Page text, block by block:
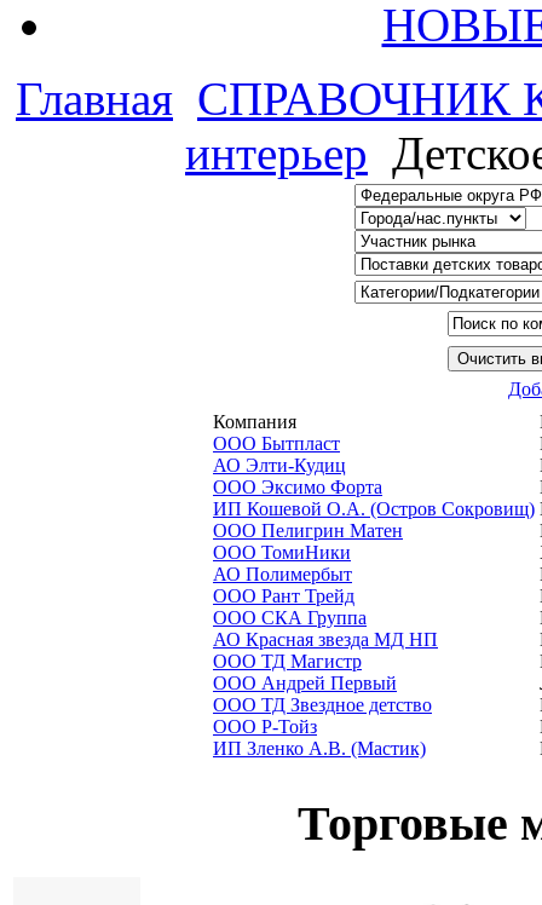
Главная СПРАВОЧНИК
интерьер
Компания
ООО Бытпласт
АО Элти-Кудиц
ООО Эксимо Форта
ИП Кошевой О.А. (Остров Сокровищ)
ООО Пелигрин Матен
ООО ТомиНики
АО Полимербыт
ООО Рант Трейд
ООО СКА Группа
АО Красная звезда МД НП
ООО ТД Магистр
ООО Андрей Первый
ООО ТД Звездное детство
ООО Р-Тойз
ИП Зленко А.В. (Мастик)
Торговые